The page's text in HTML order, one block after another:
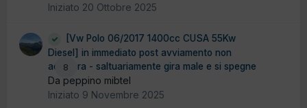
Iniziato 20 Ottobre 2025
8
[Vw Polo 06/2017 1400cc CUSA 55Kw
Diesel] in immediato post avviamento non
accelera - saltuariamente gira male e si spegne
Da peppino mibtel
Iniziato 9 Novembre 2025